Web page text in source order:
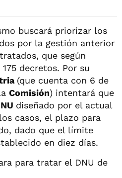
buscará priorizar los
por la gestión anterior
que según
decretos. Por su
(que cuenta con 6 de
Comisión) intentará que
diseñado por el actual
casos, el plazo para
dado que el límite
en diez días.